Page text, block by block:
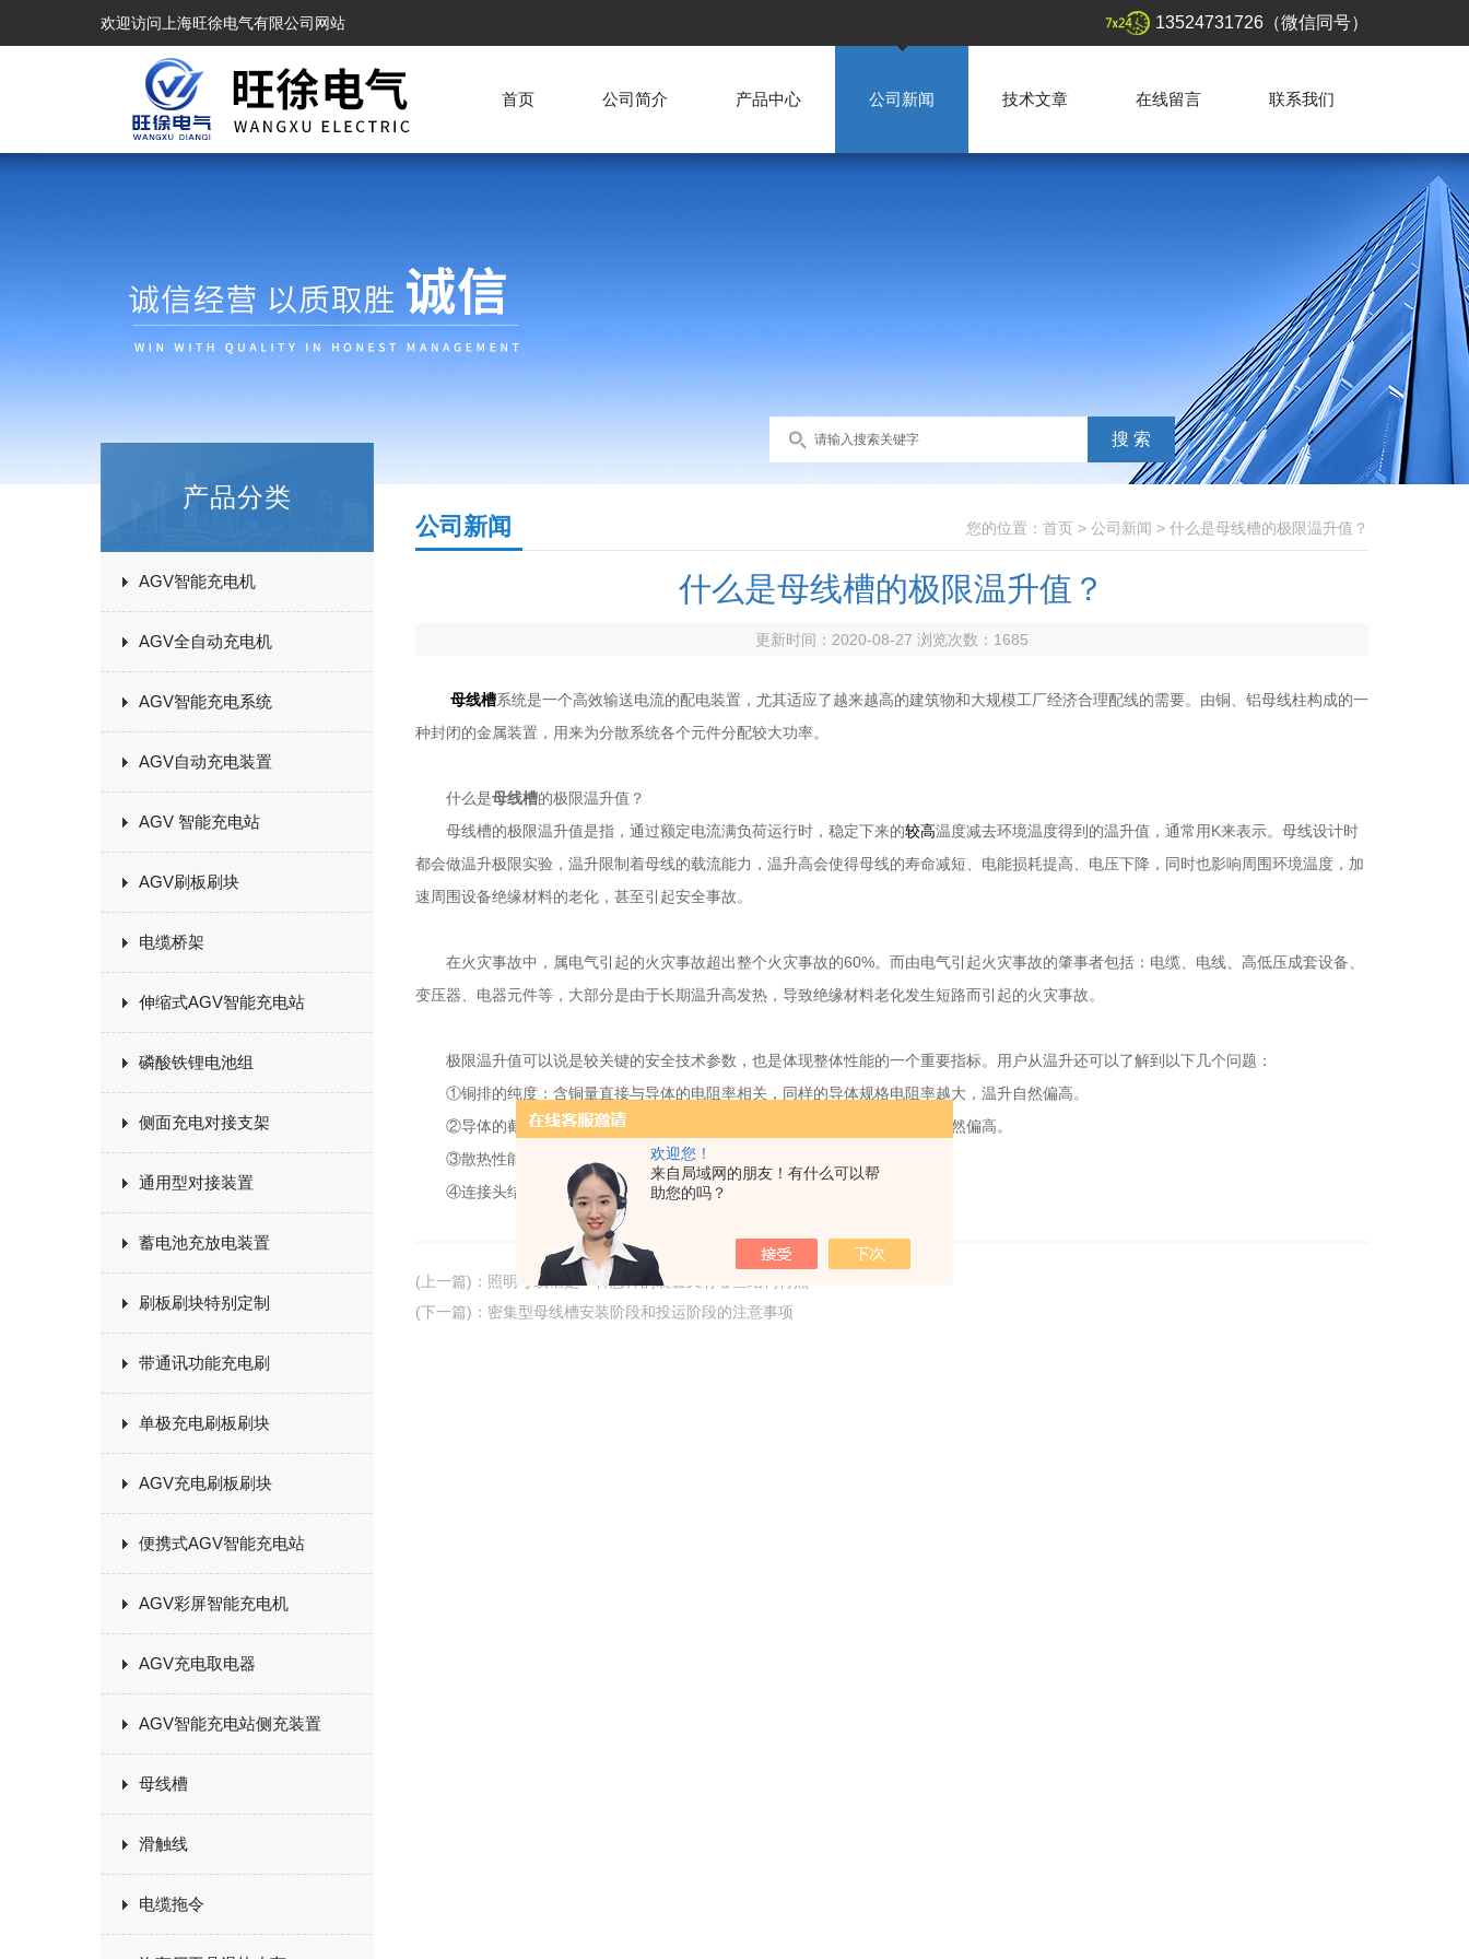
欢迎您！
来自局域网的朋友！有什么可以帮
助您的吗？
欢迎访问上海旺徐电气有限公司网站 13524731726（微信同号）
首页 公司简介 产品中心 公司新闻 技术文章 在线留言 联系我们
产品分类
AGV智能充电机
AGV全自动充电机
AGV智能充电系统
AGV自动充电装置
AGV 智能充电站
AGV刷板刷块
电缆桥架
伸缩式AGV智能充电站
磷酸铁锂电池组
侧面充电对接支架
通用型对接装置
蓄电池充放电装置
刷板刷块特别定制
带通讯功能充电刷
单极充电刷板刷块
AGV充电刷板刷块
便携式AGV智能充电站
AGV彩屏智能充电机
AGV充电取电器
AGV智能充电站侧充装置
母线槽
滑触线
电缆拖令
您的位置： 首页 > 公司新闻 > 什么是母线槽的极限温升值？
公司新闻
什么是母线槽的极限温升值？
更新时间：2020-08-27 浏览次数： 1685
母线槽系统是一个高效输送电流的配电装置，尤其适应了越来越高的建筑物和大规模工厂经济合理配线的需要。由铜、铝母线柱构成的一
种封闭的金属装置，用来为分散系统各个元件分配较大功率。
什么是母线槽的极限温升值？
母线槽的极限温升值是指，通过额定电流满负荷运行时，稳定下来的较高温度减去环境温度得到的温升值，通常用K来表示。母线设计时
都会做温升极限实验，温升限制着母线的载流能力，温升高会使得母线的寿命减短、电能损耗提高、电压下降，同时也影响周围环境温度，加
速周围设备绝缘材料的老化，甚至引起安全事故。
在火灾事故中，属电气引起的火灾事故超出整个火灾事故的60%。而由电气引起火灾事故的肇事者包括：电缆、电线、高低压成套设备、
变压器、电器元件等，大部分是由于长期温升高发热，导致绝缘材料老化发生短路而引起的火灾事故。
极限温升值可以说是较关键的安全技术参数，也是体现整体性能的一个重要指标。用户从温升还可以了解到以下几个问题：
①铜排的纯度：含铜量直接与导体的电阻率相关，同样的导体规格电阻率越大，温升自然偏高。
②导体的截面积：同样的结构和技术、同样含铜量的导体截面积小，温升自然偏高。
③散热性能：绝缘材料及外壳结构散热不好，温升自然偏高。
④连接头结构的好坏：连接头接触不好，温升也会偏高。
(上一篇) ： 照明母线槽是一种怎样的装置又有哪些结构特点
(下一篇) ： 密集型母线槽安装阶段和投运阶段的注意事项